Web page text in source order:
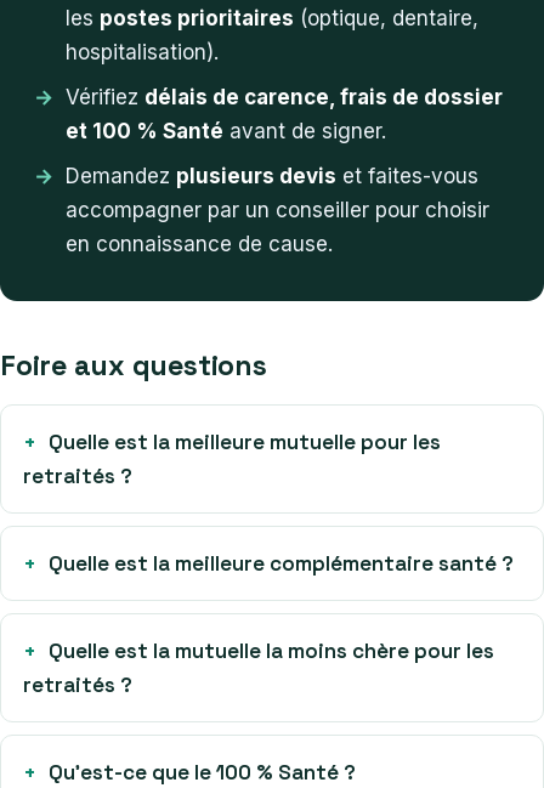
les postes prioritaires (optique, dentaire,
hospitalisation).
Vérifiez délais de carence, frais de dossier
et 100 % Santé avant de signer.
Demandez plusieurs devis et faites-vous
accompagner par un conseiller pour choisir
en connaissance de cause.
Foire aux questions
Quelle est la meilleure mutuelle pour les
retraités ?
Quelle est la meilleure complémentaire santé ?
Quelle est la mutuelle la moins chère pour les
retraités ?
Qu’est-ce que le 100 % Santé ?